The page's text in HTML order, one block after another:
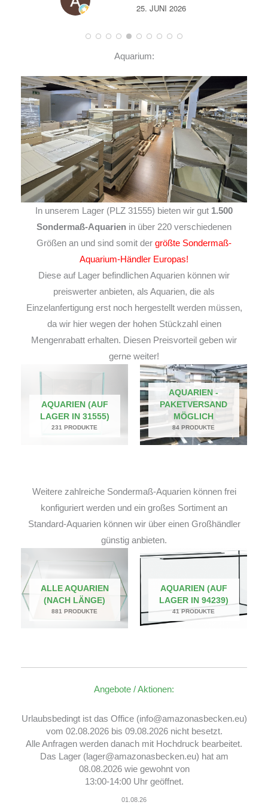
14. JUNI 2026
Aquarium:
In unserem Lager (PLZ 31555) bieten wir gut 1.500
Sondermaß-Aquarien in über 220 verschiedenen
Größen an und sind somit der größte Sondermaß-
Aquarium-Händler Europas!
Diese auf Lager befindlichen Aquarien können wir
preiswerter anbieten, als Aquarien, die als
Einzelanfertigung erst noch hergestellt werden müssen,
da wir hier wegen der hohen Stückzahl einen
Mengenrabatt erhalten. Diesen Preisvorteil geben wir
gerne weiter!
AQUARIEN (AUF
LAGER IN 31555)
231 PRODUKTE
AQUARIEN -
PAKETVERSAND
MÖGLICH
84 PRODUKTE
Weitere zahlreiche Sondermaß-Aquarien können frei
konfiguriert werden und ein großes Sortiment an
Standard-Aquarien können wir über einen Großhändler
günstig anbieten.
ALLE AQUARIEN
(NACH LÄNGE)
881 PRODUKTE
AQUARIEN (AUF
LAGER IN 94239)
41 PRODUKTE
Angebote / Aktionen:
Urlaubsbedingt ist das Office (info@amazonasbecken.eu)
vom 02.08.2026 bis 09.08.2026 nicht besetzt.
Alle Anfragen werden danach mit Hochdruck bearbeitet.
Das Lager (lager@amazonasbecken.eu) hat am
08.08.2026 wie gewohnt von
13:00-14:00 Uhr geöffnet.
01.08.26